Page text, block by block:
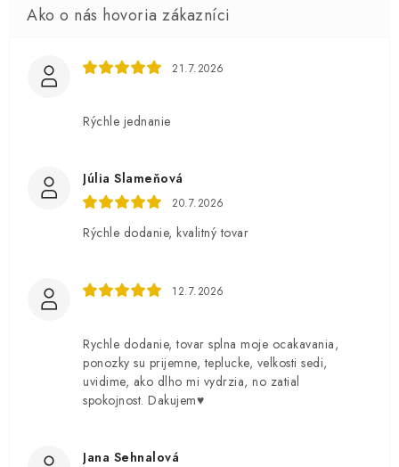
21.7.2026
Rýchle jednanie
Júlia Slameňová
20.7.2026
Rýchle dodanie, kvalitný tovar
12.7.2026
Rychle dodanie, tovar splna moje ocakavania,
ponozky su prijemne, teplucke, velkosti sedi,
uvidime, ako dlho mi vydrzia, no zatial
spokojnost. Dakujem♥️
Jana Sehnalová